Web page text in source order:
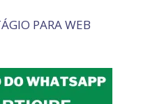
PARA WEB